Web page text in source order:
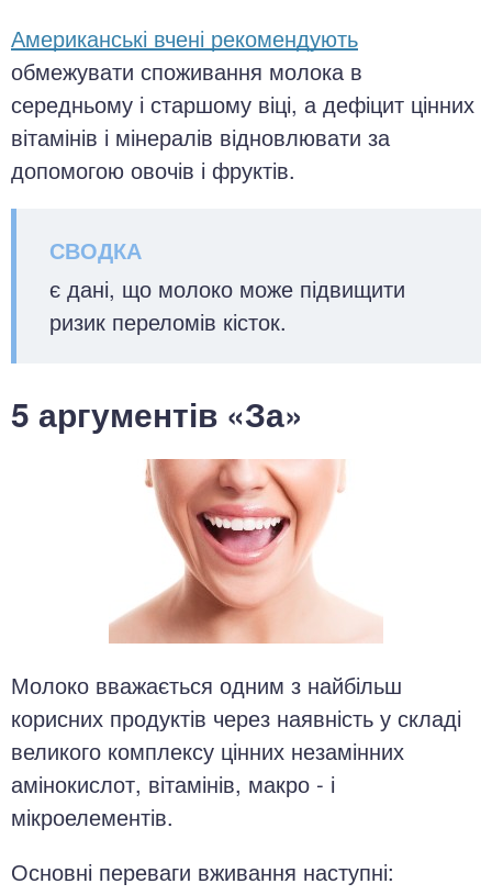
Американські вчені рекомендують
обмежувати споживання молока в
середньому і старшому віці, а дефіцит цінних
вітамінів і мінералів відновлювати за
допомогою овочів і фруктів.
є дані, що молоко може підвищити
ризик переломів кісток.
5 аргументів «За»
Молоко вважається одним з найбільш
корисних продуктів через наявність у складі
великого комплексу цінних незамінних
амінокислот, вітамінів, макро - і
мікроелементів.
Основні переваги вживання наступні: